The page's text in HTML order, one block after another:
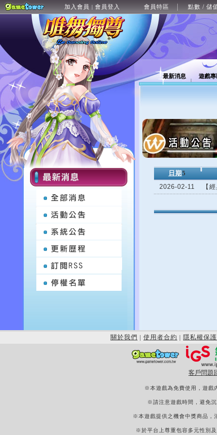
加入會員 | 會員登入 會員特區 點數 / 儲
最新消息 遊戲
日期 5
2026-02-11
【
關於我們 | 使用者合約 | 隱私權保護
客戶問題
※本遊戲為免費使用，遊戲
※請注意遊戲時間，避免
※本遊戲提供之機會中獎商品，
※於平台上尊重包容多元性別